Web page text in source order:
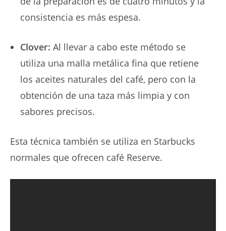
consistencia es más espesa.
Clover: Al llevar a cabo este método se
utiliza una malla metálica fina que retiene
los aceites naturales del café, pero con la
obtención de una taza más limpia y con
sabores precisos.
Esta técnica también se utiliza en Starbucks
normales que ofrecen café Reserve.